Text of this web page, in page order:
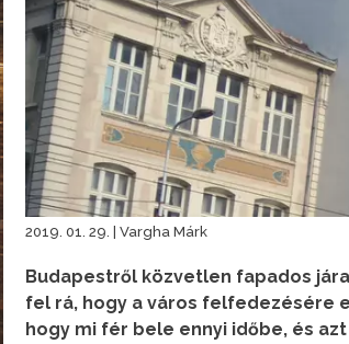
2019. 01. 29. | Vargha Márk
Budapestről közvetlen fapados
fel rá, hogy a város felfedezésére
hogy mi fér bele ennyi időbe, és